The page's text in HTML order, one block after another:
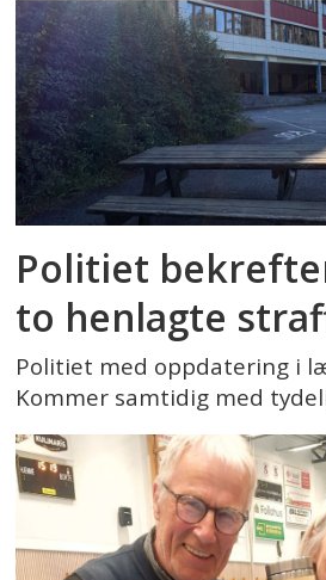
Politiet
to henlagte
Politiet med oppdatering i
Kommer samtidig med